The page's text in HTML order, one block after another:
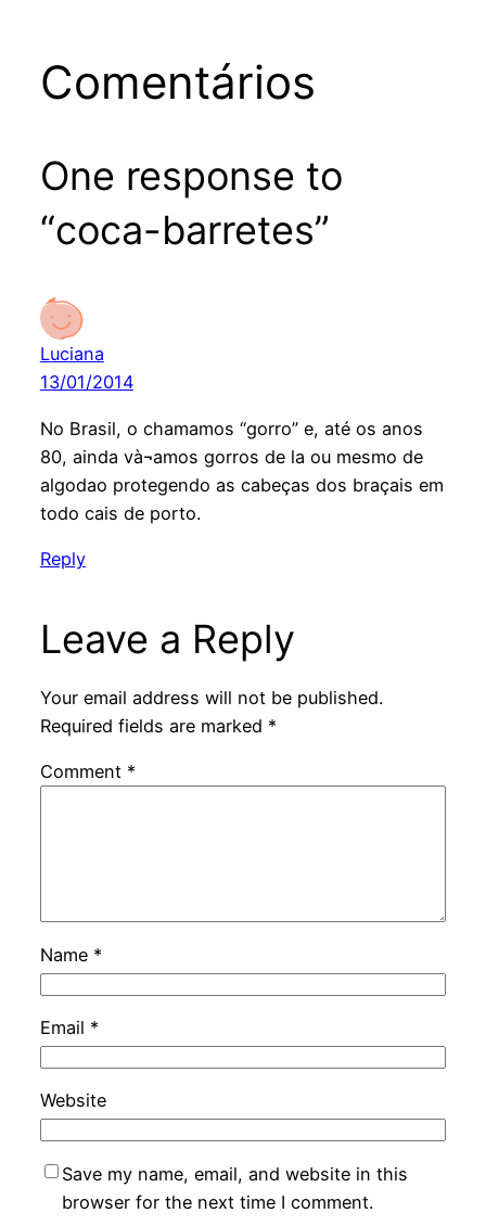
Comentários
One response to
“coca-barretes”
Luciana
13/01/2014
No Brasil, o chamamos “gorro” e, até os anos
80, ainda và¬amos gorros de la ou mesmo de
algodao protegendo as cabeças dos braçais em
todo cais de porto.
Reply
Leave a Reply
Your email address will not be published.
Required fields are marked *
Comment *
Name *
Email *
Website
Save my name, email, and website in this
browser for the next time I comment.